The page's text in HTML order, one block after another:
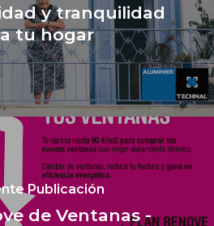
y tranquilidad
tu hogar
Publicación
de Ventanas -